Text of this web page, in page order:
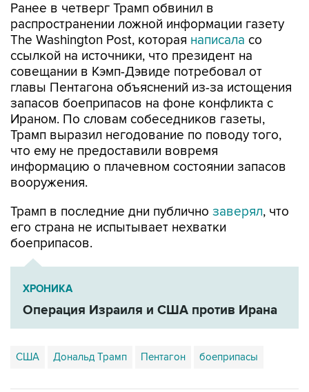
Ранее в четверг Трамп обвинил в
распространении ложной информации газету
The Washington Post, которая написала со
ссылкой на источники, что президент на
совещании в Кэмп-Дэвиде потребовал от
главы Пентагона объяснений из-за истощения
запасов боеприпасов на фоне конфликта с
Ираном. По словам собеседников газеты,
Трамп выразил негодование по поводу того,
что ему не предоставили вовремя
информацию о плачевном состоянии запасов
вооружения.
Трамп в последние дни публично заверял, что
его страна не испытывает нехватки
боеприпасов.
ХРОНИКА
Операция Израиля и США против Ирана
США Дональд Трамп Пентагон боеприпасы